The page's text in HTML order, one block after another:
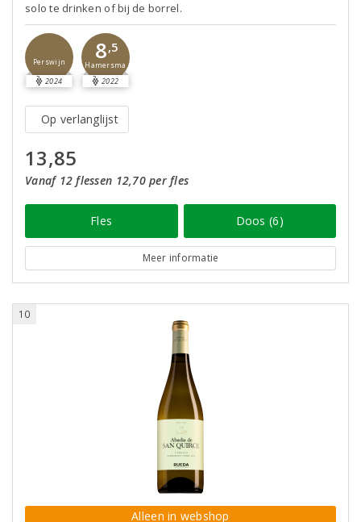
solo te drinken of bij de borrel.
Perswijn
2024
8,5
Hamersma
2022
Op verlanglijst
13,85
Vanaf 12 flessen 12,70 per fles
Fles Doos (6)
Meer informatie
10
Alleen in webshop